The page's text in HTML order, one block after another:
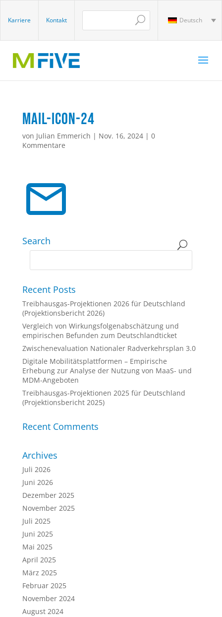
Karriere Kontakt Deutsch
mail-icon-24
von Julian Emmerich | Nov. 16, 2024| 0
Kommentare
Search
Recent Posts
Treibhausgas-Projektionen 2026 für Deutschland
(Projektionsbericht 2026)
Vergleich von Wirkungsfolgenabschätzung und
empirischen Befunden zum Deutschlandticket
Zwischenevaluation Nationaler Radverkehrsplan 3.0
Digitale Mobilitätsplattformen – Empirische
Erhebung zur Analyse der Nutzung von MaaS- und
MDM-Angeboten
Treibhausgas-Projektionen 2025 für Deutschland
(Projektionsbericht 2025)
Recent Comments
Archives
Juli 2026
Juni 2026
Dezember 2025
November 2025
Juli 2025
Juni 2025
Mai 2025
April 2025
März 2025
Februar 2025
November 2024
August 2024